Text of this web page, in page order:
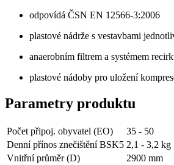
odpovídá ČSN EN 12566-3:2006
plastové nádrže s vestavbami
anaerobním filtrem a systémem
plastové nádoby pro uložení
Parametry produktu
Počet připoj. obyvatel (EO)
35 - 50
Denní přínos znečištění BSK5 2,1 - 3,2 kg
Vnitřní průměr (D)
2900 mm